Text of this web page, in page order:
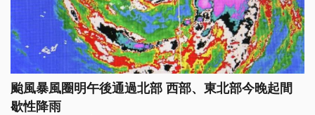
颱風暴風圈明午後通過北部 西部、東北部今晚起間
歇性降雨